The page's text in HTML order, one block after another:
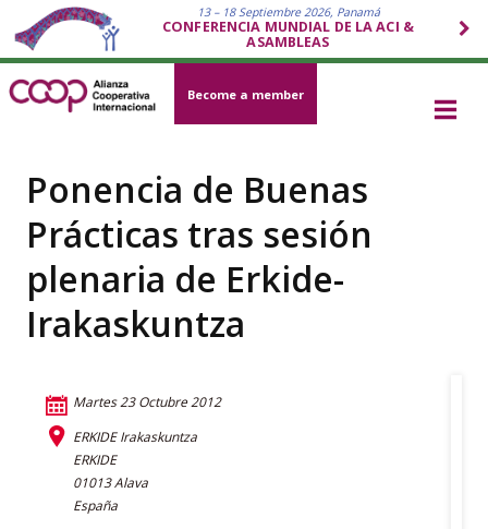
13 – 18 Septiembre 2026, Panamá
CONFERENCIA MUNDIAL DE LA ACI &
ASAMBLEAS
Become a member
Ponencia de Buenas
Prácticas tras sesión
plenaria de Erkide-
Irakaskuntza
Martes 23 Octubre 2012
ERKIDE Irakaskuntza
ERKIDE
01013 Alava
España